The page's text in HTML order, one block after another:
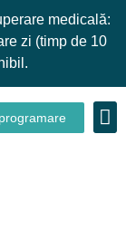
medicală:
zi (timp de 10